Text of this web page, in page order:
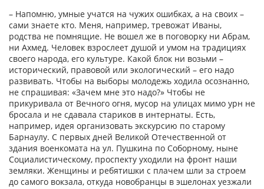
– Напомню, умные учатся на чужих ошибках, а на своих –
сами знаете кто. Меня, например, тревожат Иваны,
родства не помнящие. Не вошел же в поговорку ни Абрам,
ни Ахмед. Человек взрослеет душой и умом на традициях
своего народа, его культуре. Какой блок ни возьми –
исторический, правовой или экологический – его надо
развивать. Чтобы на выборы молодежь ходила осознанно,
не спрашивая: «Зачем мне это надо?» Чтобы не
прикуривала от Вечного огня, мусор на улицах мимо урн не
бросала и не сдавала стариков в интернаты. Есть,
например, идея организовать экскурсию по старому
Барнаулу. С первых дней Великой Отечественной от
здания военкомата на ул. Пушкина по Соборному, ныне
Социалистическому, проспекту уходили на фронт наши
земляки. Женщины и ребятишки с плачем шли за строем
до самого вокзала, откуда новобранцы в эшелонах уезжали